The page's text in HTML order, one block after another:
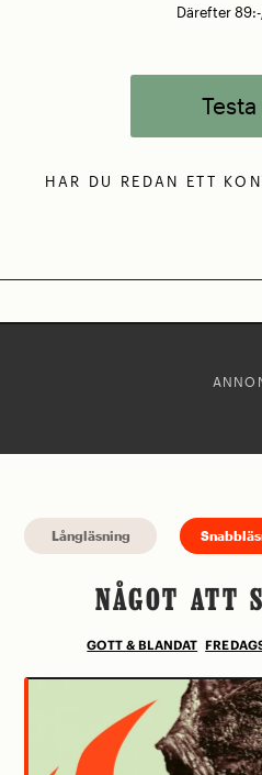
Därefter
HAR DU REDAN ETT
Långläsning
NÅGOT ATT
GOTT & BLANDAT